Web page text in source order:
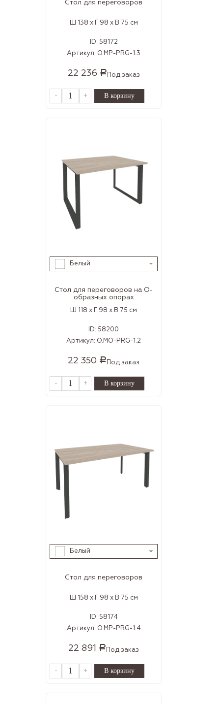
Стол для переговоров
Ш 138 x Г 98 x В 75 см
ID: 58172
Артикул: O.MP-PRG-1.3
22 236 Р Под заказ
- +
Белый
Стол для переговоров на О-
образных опорах
Ш 118 x Г 98 x В 75 см
ID: 58200
Артикул: O.MO-PRG-1.2
22 350 Р Под заказ
- +
Белый
Стол для переговоров
Ш 158 x Г 98 x В 75 см
ID: 58174
Артикул: O.MP-PRG-1.4
22 891 Р Под заказ
- +